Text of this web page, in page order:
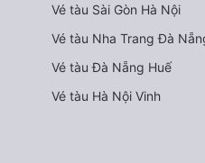
Vé tàu Sài Gòn Hà Nội
Vé tàu Nha Trang Đà
Vé tàu Đà Nẵng Huế
Vé tàu Hà Nội Vinh